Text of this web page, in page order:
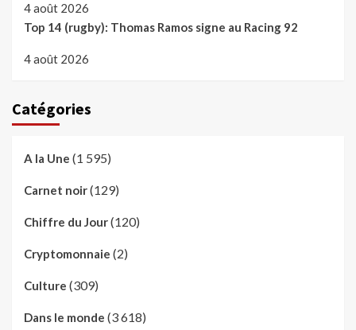
4 août 2026
Top 14 (rugby): Thomas Ramos signe au Racing 92
4 août 2026
Catégories
A la Une (1 595)
Carnet noir(129)
Chiffre du Jour(120)
Cryptomonnaie (2)
Culture (309)
Dans le monde (3 618)